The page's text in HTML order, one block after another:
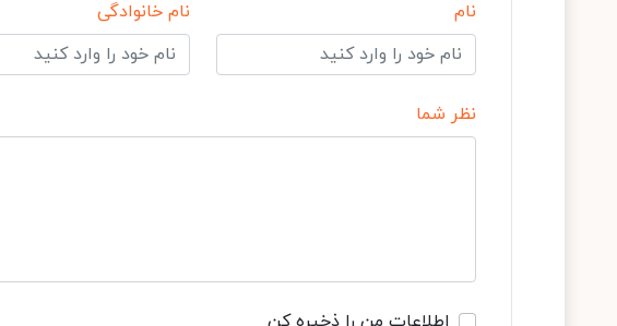
نام نام خانوادگی
نظر شما